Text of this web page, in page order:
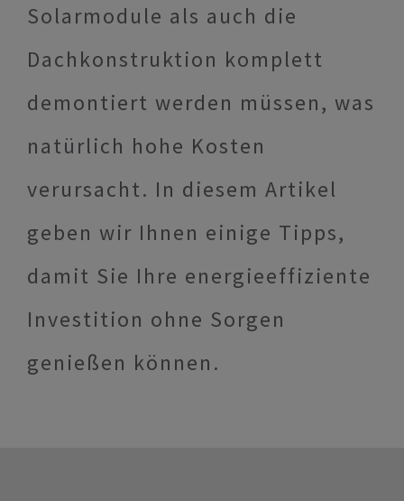
Solarmodule als auch die
Dachkonstruktion komplett
demontiert werden müssen, was
natürlich hohe Kosten
verursacht. In diesem Artikel
geben wir Ihnen einige Tipps,
damit Sie Ihre energieeffiziente
Investition ohne Sorgen
genießen können.